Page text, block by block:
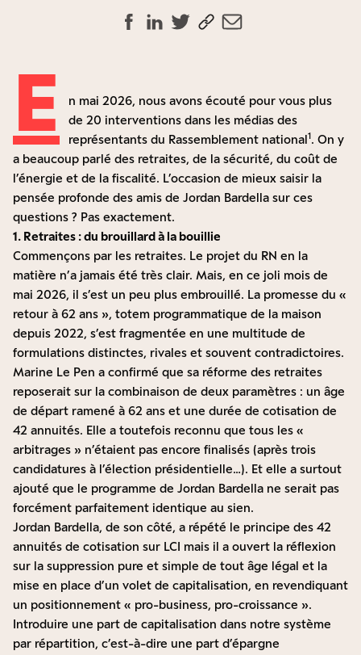
E
n mai 2026, nous avons écouté pour vous plus
de 20 interventions dans les médias des
représentants du Rassemblement national1. On y
a beaucoup parlé des retraites, de la sécurité, du coût de
l’énergie et de la fiscalité. L’occasion de mieux saisir la
pensée profonde des amis de Jordan Bardella sur ces
questions ? Pas exactement.
1. Retraites : du brouillard à la bouillie
Commençons par les retraites. Le projet du RN en la
matière n’a jamais été très clair. Mais, en ce joli mois de
mai 2026, il s’est un peu plus embrouillé. La promesse du «
retour à 62 ans », totem programmatique de la maison
depuis 2022, s’est fragmentée en une multitude de
formulations distinctes, rivales et souvent contradictoires.
Marine Le Pen a confirmé que sa réforme des retraites
reposerait sur la combinaison de deux paramètres : un âge
de départ ramené à 62 ans et une durée de cotisation de
42 annuités. Elle a toutefois reconnu que tous les «
arbitrages » n’étaient pas encore finalisés (après trois
candidatures à l’élection présidentielle…). Et elle a surtout
ajouté que le programme de Jordan Bardella ne serait pas
forcément parfaitement identique au sien.
Jordan Bardella, de son côté, a répété le principe des 42
annuités de cotisation sur LCI mais il a ouvert la réflexion
sur la suppression pure et simple de tout âge légal et la
mise en place d’un volet de capitalisation, en revendiquant
un positionnement « pro-business, pro-croissance ».
Introduire une part de capitalisation dans notre système
par répartition, c’est-à-dire une part d’épargne